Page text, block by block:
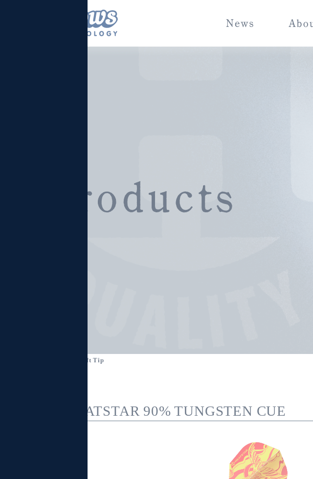
> Soft Tip
HEATSTAR 90% TUNGSTEN CUE